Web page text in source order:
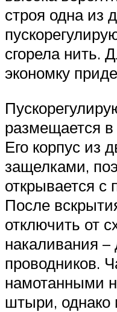
строя одна из
сгорела нить.
экономку
размещается
Его корпус из
защелками,
открывается с
После
отключить от
накаливания
проводников.
намотанными
штыри, однако